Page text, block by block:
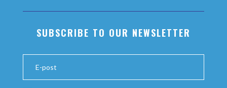
SUBSCRIBE TO OUR NEWSLETTER